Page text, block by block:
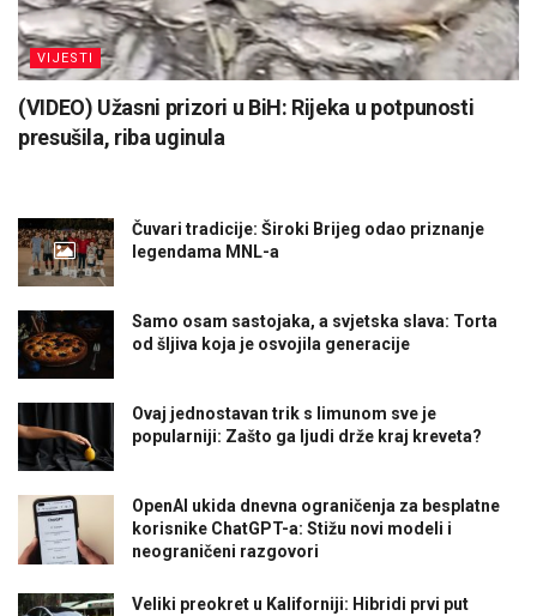
VIJESTI
(VIDEO) Užasni prizori u BiH: Rijeka u potpunosti
presušila, riba uginula
Čuvari tradicije: Široki Brijeg odao priznanje
legendama MNL-a
Samo osam sastojaka, a svjetska slava: Torta
od šljiva koja je osvojila generacije
Ovaj jednostavan trik s limunom sve je
popularniji: Zašto ga ljudi drže kraj kreveta?
OpenAI ukida dnevna ograničenja za besplatne
korisnike ChatGPT-a: Stižu novi modeli i
neograničeni razgovori
Veliki preokret u Kaliforniji: Hibridi prvi put